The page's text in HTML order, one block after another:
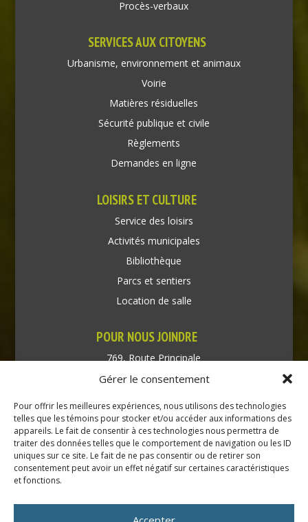
Gérer le consentement
Pour offrir les meilleures expériences, nous utilisons des technologies
telles que les témoins pour stocker et/ou accéder aux informations des
appareils. Le fait de consentir à ces technologies nous permettra de
traiter des données telles que le comportement de navigation ou les ID
uniques sur ce site. Le fait de ne pas consentir ou de retirer son
consentement peut avoir un effet négatif sur certaines caractéristiques
et fonctions.
Procès-verbaux
SERVICES AUX CITOYENS
Urbanisme, environnement et animaux
Voirie
Matières résiduelles
Sécurité publique et civile
Règlements
Demandes en ligne
LOISIRS ET CULTURE
Service des loisirs
Activités municipales
Bibliothèque
Parcs et sentiers
Location de salle
POUR NOUS JOINDRE
769, Route Principale
Très-Saint-Rédempteur
Téléphone : (450) 451-5203
Direction générale :
dir@tressaintredempteur.ca